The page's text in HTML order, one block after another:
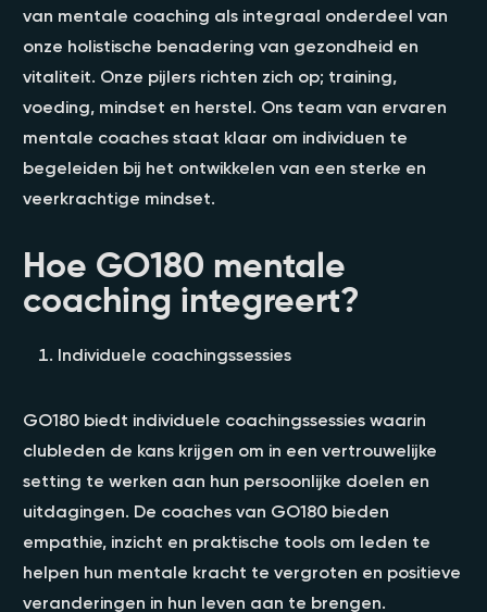
van mentale coaching als integraal onderdeel van
onze holistische benadering van gezondheid en
vitaliteit. Onze pijlers richten zich op; training,
voeding, mindset en herstel. Ons team van ervaren
mentale coaches staat klaar om individuen te
begeleiden bij het ontwikkelen van een sterke en
veerkrachtige mindset.
Hoe GO180 mentale
coaching integreert?
Individuele coachingssessies
GO180 biedt individuele coachingssessies waarin
clubleden de kans krijgen om in een vertrouwelijke
setting te werken aan hun persoonlijke doelen en
uitdagingen. De coaches van GO180 bieden
empathie, inzicht en praktische tools om leden te
helpen hun mentale kracht te vergroten en positieve
veranderingen in hun leven aan te brengen.